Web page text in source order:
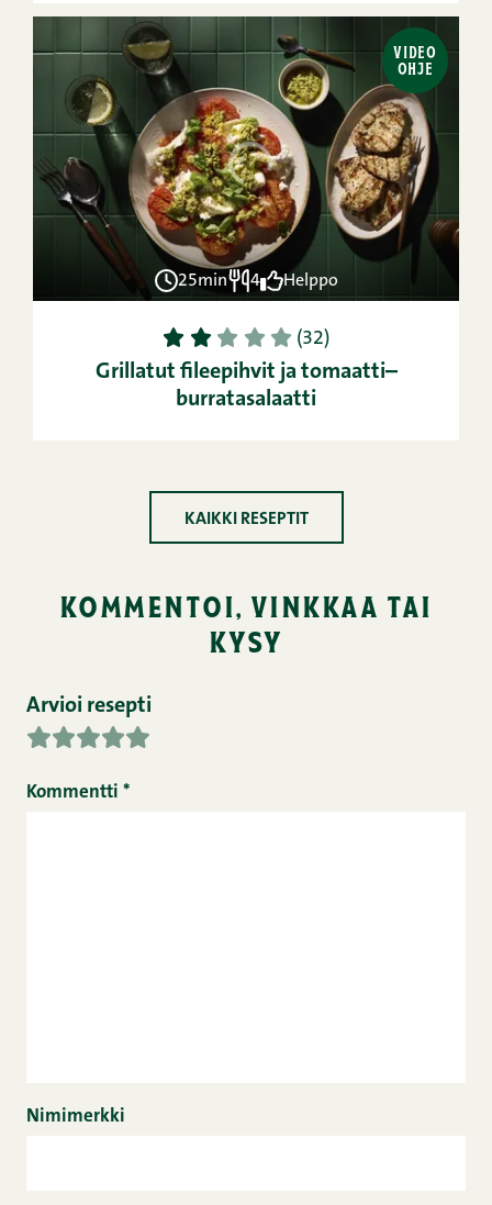
VIDEO
OHJE
25min 4 Helppo
1 2 3 4 5 (32)
Grillatut fileepihvit ja tomaatti–
burratasalaatti
KAIKKI RESEPTIT
kommentoi, vinkkaa tai
kysy
Arvioi resepti
Kommentti *
Nimimerkki